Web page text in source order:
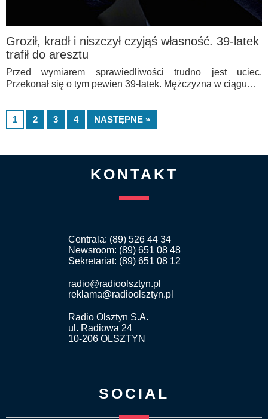
Groził, kradł i niszczył czyjąś własność. 39-latek
trafił do aresztu
Przed wymiarem sprawiedliwości trudno jest uciec.
Przekonał się o tym pewien 39-latek. Mężczyzna w ciągu…
1 2 3 4 NASTĘPNE »
KONTAKT
Centrala: (89) 526 44 34
Newsroom: (89) 651 08 48
Sekretariat: (89) 651 08 12
radio@radioolsztyn.pl
reklama@radioolsztyn.pl
Radio Olsztyn S.A.
ul. Radiowa 24
10-206 OLSZTYN
SOCIAL